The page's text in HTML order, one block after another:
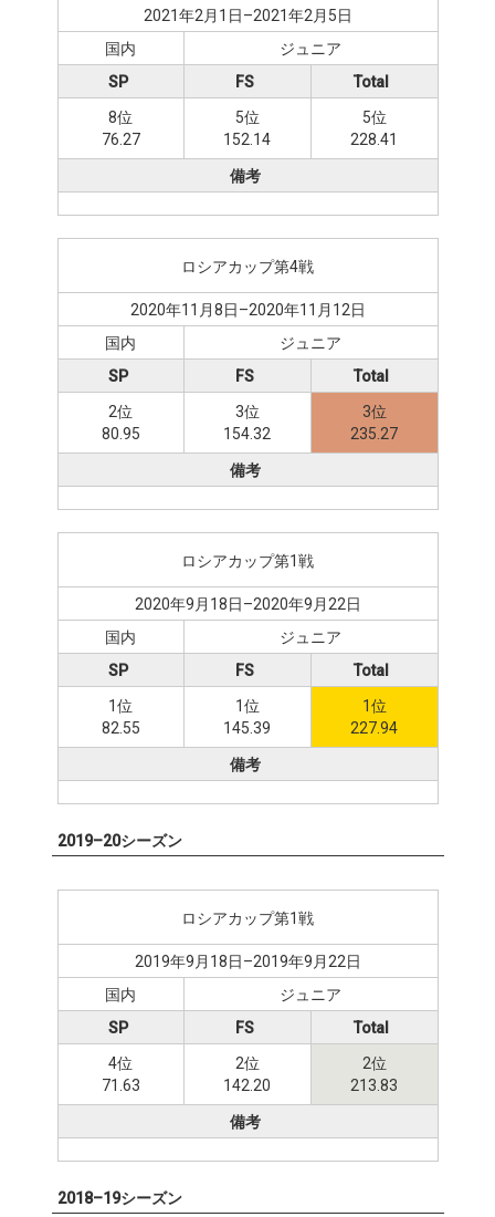
2021年2月1日–2021年2月5日
国内
ジュニア
SP
8位
76.27
FS
5位
152.14
Total
5位
228.41
備考
ロシアカップ第4戦
2020年11月8日–2020年11月12日
国内
ジュニア
SP
2位
80.95
FS
3位
154.32
Total
3位
235.27
備考
ロシアカップ第1戦
2020年9月18日–2020年9月22日
国内
ジュニア
SP
1位
82.55
FS
1位
145.39
Total
1位
227.94
備考
2019–20シーズン
ロシアカップ第1戦
2019年9月18日–2019年9月22日
国内
ジュニア
SP
4位
71.63
FS
2位
142.20
Total
2位
213.83
備考
2018–19シーズン